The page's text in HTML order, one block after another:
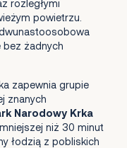
rozległymi
powietrzu.
bez żadnych
zapewnia grupie
znanych
Narodowy Krka
niż 30 minut
łodzią z pobliskich